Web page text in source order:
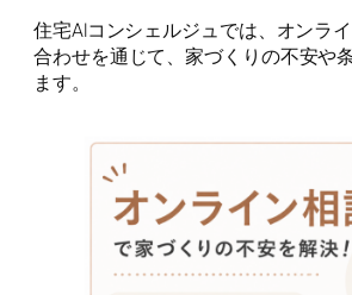
住宅AIコンシェルジュでは、オンラ
合わせを通じて、家づくりの不安や
ます。